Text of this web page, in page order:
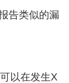
告类似的漏
以在发生X